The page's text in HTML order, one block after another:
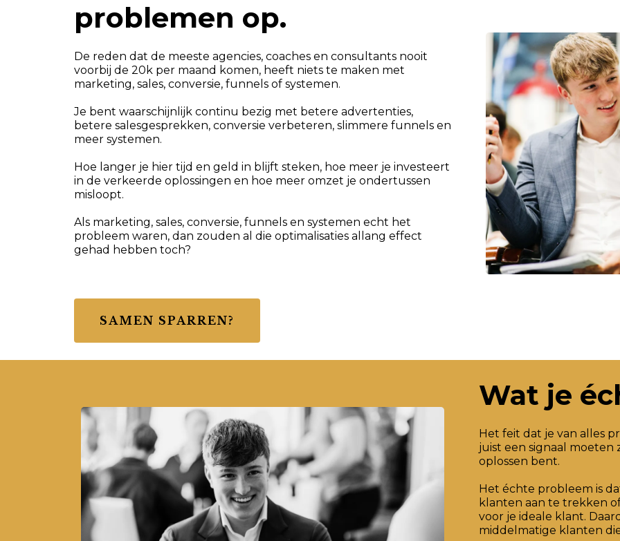
problemen op.
De reden dat de meeste agencies, coaches en consultants nooit
voorbij de 20k per maand komen, heeft niets te maken met
marketing, sales, conversie, funnels of systemen.
Je bent waarschijnlijk continu bezig met betere advertenties,
betere salesgesprekken, conversie verbeteren, slimmere funnels en
meer systemen.
Hoe langer je hier tijd en geld in blijft steken, hoe meer je investeert
in de verkeerde oplossingen en hoe meer omzet je ondertussen
misloopt.
Als marketing, sales, conversie, funnels en systemen echt het
probleem waren, dan zouden al die optimalisaties allang effect
gehad hebben toch?
SAMEN SPARREN?
Wat je
Het feit dat je van alles
juist een signaal
oplossen bent.
Het échte probleem is
klanten aan te trekken
voor je ideale klant.
middelmatige klanten